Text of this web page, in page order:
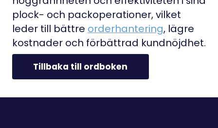
plock- och packoperationer, vilket
leder till bättre orderhantering, lägre
kostnader och förbättrad kundnöjdhet.
Tillbaka till ordboken